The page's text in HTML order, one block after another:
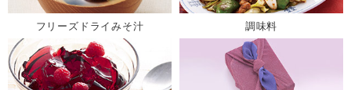
フリーズドライみそ汁 調味料